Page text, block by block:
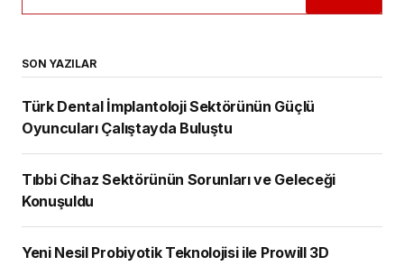
SON YAZILAR
Türk Dental İmplantoloji Sektörünün Güçlü
Oyuncuları Çalıştayda Buluştu
Tıbbi Cihaz Sektörünün Sorunları ve Geleceği
Konuşuldu
Yeni Nesil Probiyotik Teknolojisi ile Prowill 3D